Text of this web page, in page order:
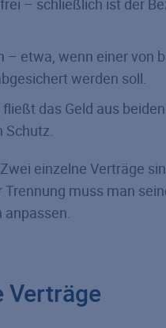
– schließlich ist der
etwa, wenn einer von
werden soll.
das Geld aus
Schutz.
einzelne Verträge
muss man
anpassen.
Verträge